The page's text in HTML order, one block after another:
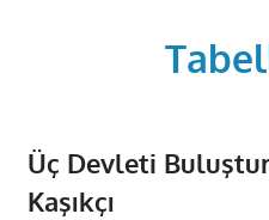
Üç Devleti
Kaşıkçı